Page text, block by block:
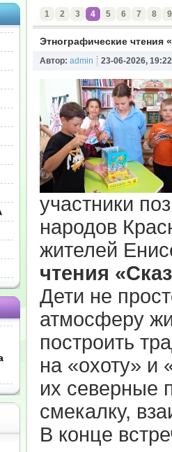
1 2 3 4 5 6 7 8 9
Этнографические чтения
Автор: admin 23-06-2026, 19:22
участники
народов
жителей
чтения
Дети не
атмосферу
построить
на «охоту» и
их северные
смекалку,
В конце